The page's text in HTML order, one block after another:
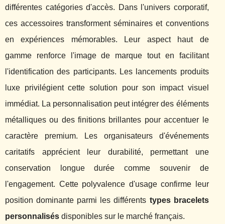
différentes catégories d'accès. Dans l'univers corporatif,
ces accessoires transforment séminaires et conventions
en expériences mémorables. Leur aspect haut de
gamme renforce l'image de marque tout en facilitant
l'identification des participants. Les lancements produits
luxe privilégient cette solution pour son impact visuel
immédiat. La personnalisation peut intégrer des éléments
métalliques ou des finitions brillantes pour accentuer le
caractère premium. Les organisateurs d'événements
caritatifs apprécient leur durabilité, permettant une
conservation longue durée comme souvenir de
l'engagement. Cette polyvalence d'usage confirme leur
position dominante parmi les différents types bracelets
personnalisés disponibles sur le marché français.